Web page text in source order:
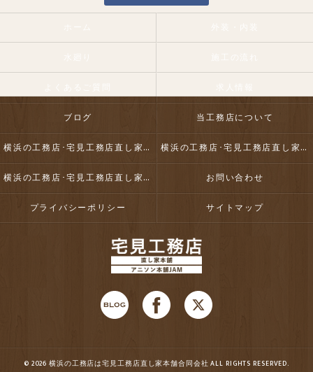
ブログ 当工務店について
横浜の工務店･宅見工務店直し家本舗合同会社の口コミ情報 横浜の工務店･宅見工務店直し家本舗合同会社の評判
横浜の工務店･宅見工務店直し家本舗合同会社のお客様の声 お問い合わせ
プライバシーポリシー サイトマップ
© 2026 横浜の工務店は宅見工務店直し家本舗合同会社 ALL RIGHTS RESERVED.